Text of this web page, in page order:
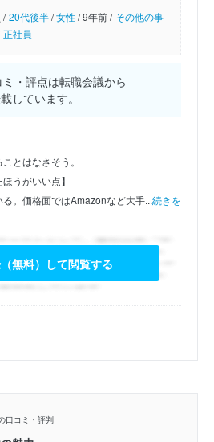
/ 20代後半/女性/9年前 / その他の事
正社員
・評点は転職会議から
しています。
とはなさそう。
うがいい点】
。価格面ではAmazonなど大手...続きを
無料）して閲覧する
口コミ・評判